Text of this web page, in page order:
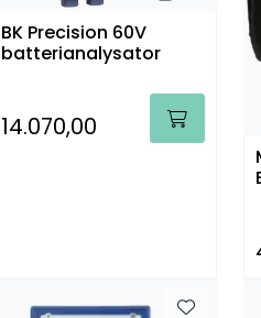
BK Precision 60V
batterianalysator
14.070,00